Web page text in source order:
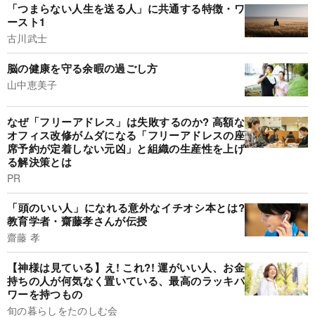
「つまらない人生を送る人」に共通する特徴・ワ
ースト1
古川武士
脳の健康を守る余暇の過ごし方
山中恵美子
なぜ「フリーアドレス」は失敗するのか? 高額な
オフィス改修がムダになる「フリーアドレスの座
席予約が定着しない元凶」と組織の生産性を上げ
る解決策とは
PR
「頭のいい人」になれる意外なイチオシ本とは?
教育学者・齋藤孝さんが伝授
齋藤 孝
【神様は見ている】え! これ?! 運がいい人、お金
持ちの人が何気なく置いている、最高のラッキパ
ワーを持つもの
旬の暮らしをたのしむ会